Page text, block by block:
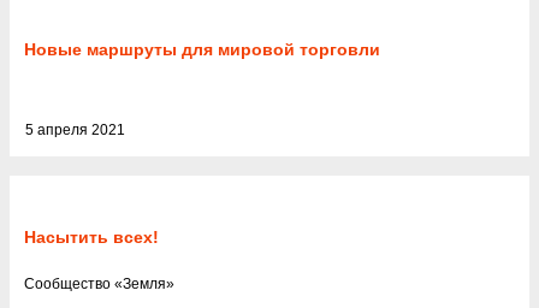
Новые маршруты для мировой торговли
5 апреля 2021
Насытить всех!
Cообщество «Земля»